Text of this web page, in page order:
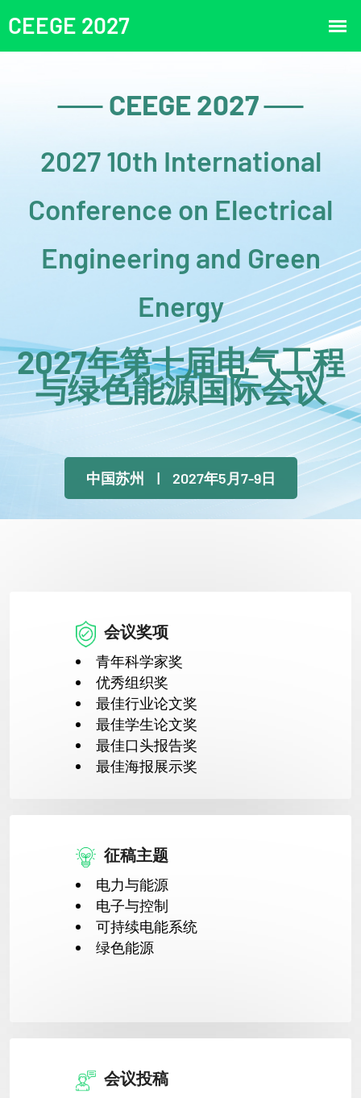
CEEGE 2027
2027 10th International
Conference on Electrical
Engineering and Green
Energy
2027年第十届电气工程
与绿色能源国际会议
中国苏州 | 2027年5月7-9日
会议奖项
青年科学家奖
优秀组织奖
最佳行业论文奖
最佳学生论文奖
最佳口头报告奖
最佳海报展示奖
征稿主题
电力与能源
电子与控制
可持续电能系统
绿色能源
会议投稿